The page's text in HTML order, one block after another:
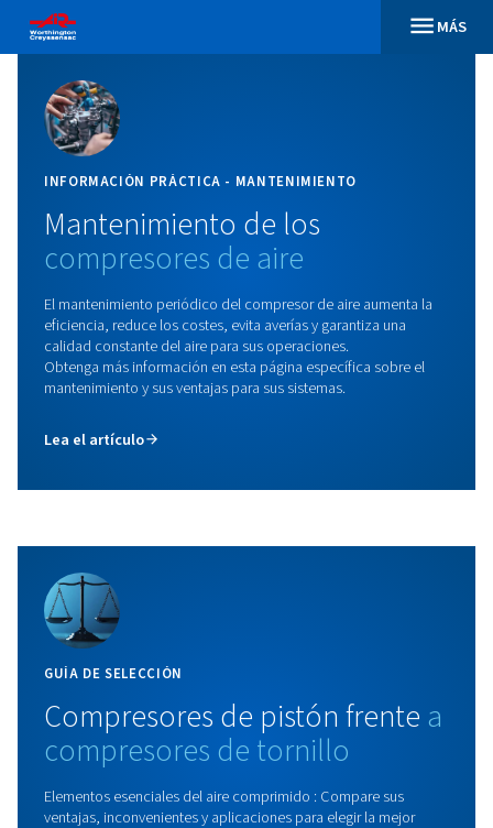
INFORMACIÓN PRÁCTICA - MANTENIMIENTO
Mantenimiento
compresoresdeaire
El mantenimiento periódico del compresor de aire
eficiencia, reduce los costes, evita averías y garantiza
calidad constante del aire para sus operaciones.
mantenimiento y sus ventajas para sus sistemas.
Lea el artículo